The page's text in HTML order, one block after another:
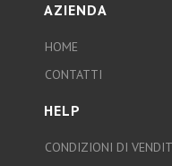
AZIENDA
HOME
CONTATTI
HELP
CONDIZIONI DI